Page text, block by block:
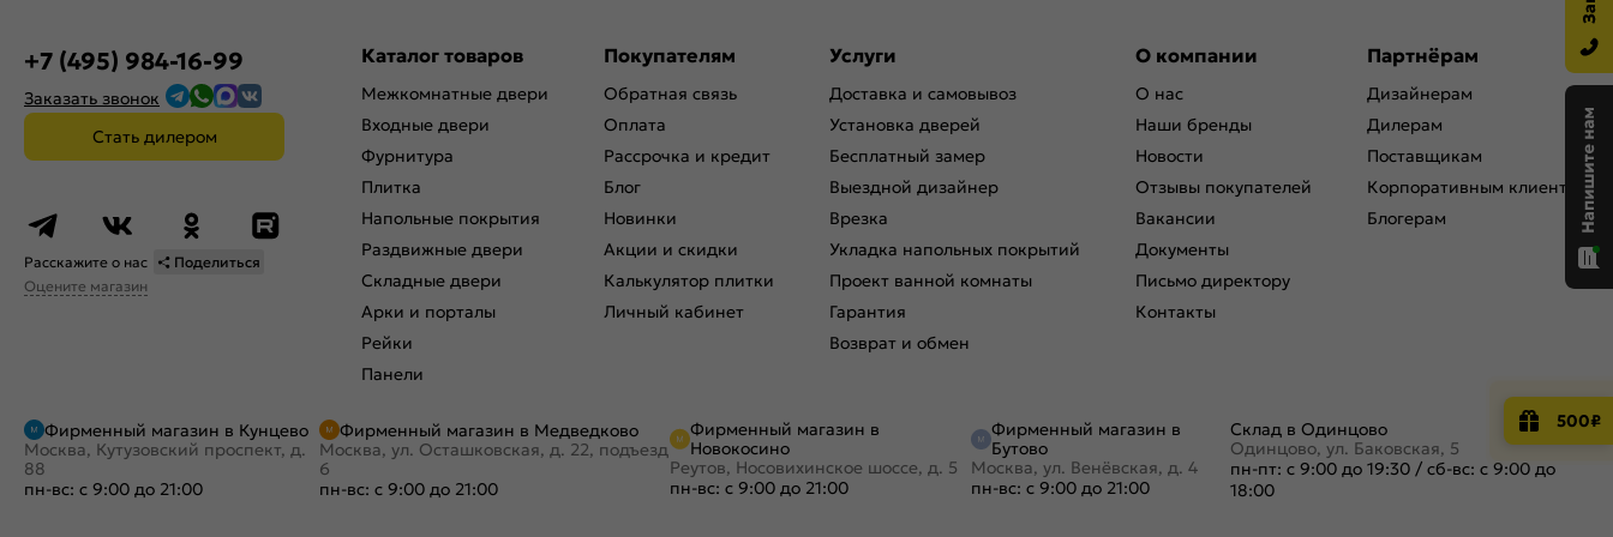
+7 (495) 984-16-99
Заказать звонок
Стать дилером
Расскажите о нас
Поделиться
Оцените магазин
Каталог товаров
Межкомнатные двери
Входные двери
Фурнитура
Плитка
Напольные покрытия
Раздвижные двери
Складные двери
Арки и порталы
Рейки
Панели
Покупателям
Обратная связь
Оплата
Рассрочка и кредит
Блог
Новинки
Акции и скидки
Калькулятор плитки
Личный кабинет
Услуги
Доставка и самовывоз
Установка дверей
Бесплатный замер
Выездной дизайнер
Врезка
Укладка напольных покрытий
Проект ванной комнаты
Гарантия
Возврат и обмен
О компании
О нас
Наши бренды
Новости
Отзывы покупателей
Вакансии
Документы
Письмо директору
Контакты
Партнёрам
Дизайнерам
Дилерам
Поставщикам
Корпоративным клиентам
Блогерам
Фирменный магазин в Кунцево
Москва, Кутузовский проспект, д.
88
пн-вс: с 9:00 до 21:00
Фирменный магазин в Медведково
Москва, ул. Осташковская, д. 22, подъезд
6
пн-вс: с 9:00 до 21:00
Фирменный магазин в
Новокосино
Реутов, Носовихинское шоссе, д. 5
пн-вс: с 9:00 до 21:00
Фирменный магазин в
Бутово
Москва, ул. Венёвская, д. 4
пн-вс: с 9:00 до 21:00
Склад в Одинцово
Одинцово, ул. Баковская, 5
пн-пт: с 9:00 до 19:30 /сб-вс: с 9:00 до
18:00
500₽